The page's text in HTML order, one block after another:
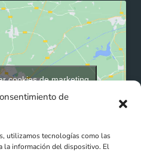
de
utilizamos tecnologías como las
la información del dispositivo. El
cookies de marketing
contenido